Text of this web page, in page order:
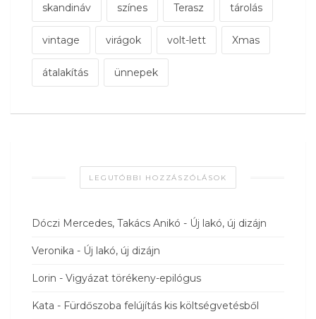
skandináv színes Terasz tárolás
vintage virágok volt-lett Xmas
átalakítás ünnepek
LEGUTÓBBI HOZZÁSZÓLÁSOK
Dóczi Mercedes, Takács Anikó - Új lakó, új dizájn
Veronika - Új lakó, új dizájn
Lorin - Vigyázat törékeny-epilógus
Kata - Fürdőszoba felújítás kis költségvetésből